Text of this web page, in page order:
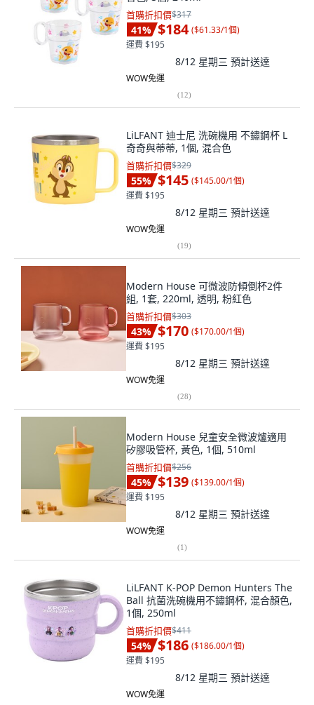
首購折扣價$317
41% $184 ($61.33/1個)
運費 $195
8/12 星期三 預計送達
WOW免運
(12)
LiLFANT 迪士尼 洗碗機用 不鏽鋼杯 L
奇奇與蒂蒂, 1個, 混合色
首購折扣價$329
55% $145 ($145.00/1個)
運費 $195
8/12 星期三 預計送達
WOW免運
(19)
Modern House 可微波防傾倒杯2件
組, 1套, 220ml, 透明, 粉紅色
首購折扣價$303
43% $170 ($170.00/1個)
運費 $195
8/12 星期三 預計送達
WOW免運
(28)
Modern House 兒童安全微波爐適用
矽膠吸管杯, 黃色, 1個, 510ml
首購折扣價$256
45% $139 ($139.00/1個)
運費 $195
8/12 星期三 預計送達
WOW免運
(1)
LiLFANT K-POP Demon Hunters The
Ball 抗菌洗碗機用不鏽鋼杯, 混合顏色,
1個, 250ml
首購折扣價$411
54% $186 ($186.00/1個)
運費 $195
8/12 星期三 預計送達
WOW免運